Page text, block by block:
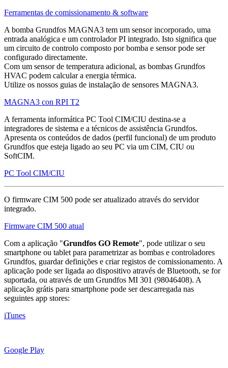
Ferramentas de comissionamento & software
A bomba Grundfos MAGNA3 tem um sensor incorporado, uma
entrada analógica e um controlador PI integrado. Isto significa que
um circuito de controlo composto por bomba e sensor pode ser
configurado directamente.
Com um sensor de temperatura adicional, as bombas Grundfos
HVAC podem calcular a energia térmica.
Utilize os nossos guias de instalação de sensores MAGNA3.
MAGNA3 con RPI T2
A ferramenta informática PC Tool CIM/CIU destina-se a
integradores de sistema e a técnicos de assistência Grundfos.
Apresenta os conteúdos de dados (perfil funcional) de um produto
Grundfos que esteja ligado ao seu PC via um CIM, CIU ou
SoftCIM.
PC Tool CIM/CIU
O firmware CIM 500 pode ser atualizado através do servidor
integrado.
Firmware CIM 500 atual
Com a aplicação "Grundfos GO Remote", pode utilizar o seu
smartphone ou tablet para parametrizar as bombas e controladores
Grundfos, guardar definições e criar registos de comissionamento. A
aplicação pode ser ligada ao dispositivo através de Bluetooth, se for
suportada, ou através de um Grundfos MI 301 (98046408). A
aplicação grátis para smartphone pode ser descarregada nas
seguintes app stores:
iTunes
Google Play